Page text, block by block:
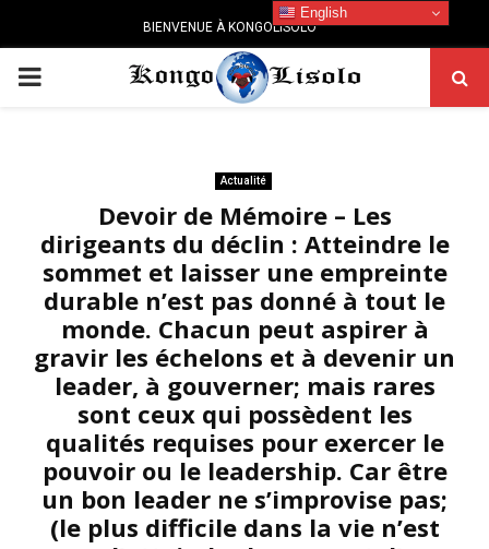
BIENVENUE À KONGOLISOLO
PRIMARY
Actualité
Devoir de Mémoire – Les
dirigeants du déclin : Atteindre le
sommet et laisser une empreinte
durable n’est pas donné à tout le
monde. Chacun peut aspirer à
gravir les échelons et à devenir un
leader, à gouverner; mais rares
sont ceux qui possèdent les
qualités requises pour exercer le
pouvoir ou le leadership. Car être
un bon leader ne s’improvise pas;
(le plus difficile dans la vie n’est
English